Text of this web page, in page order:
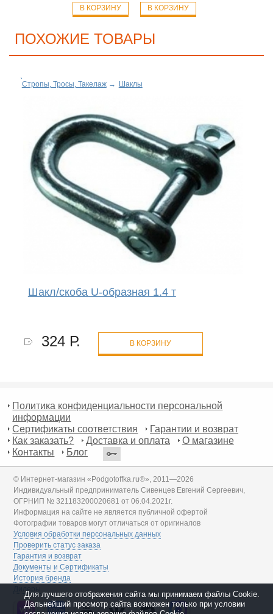
В КОРЗИНУ В КОРЗИНУ
ПОХОЖИЕ ТОВАРЫ
Стропы, Тросы, Такелаж→ Шаклы
Шакл/скоба U-образная 1.4 т
324 Р. В КОРЗИНУ
Политика конфиденциальности персональной
информации
Сертификаты соответствия
Гарантии и возврат
Как заказать?
Доставка и оплата
О магазине
Контакты
Блог
© Интернет-магазин «Podgotoffka.ru®», 2011—2026
Индивидуальный предприниматель Сивенцев Евгений Сергеевич,
ОГРНИП № 321183200020681 от 06.04.2021г.
Информация на сайте не является публичной офертой
Фотографии товаров могут отличаться от оригиналов
Условия обработки персональных данных
Проверить статус заказа
Гарантия и возврат
Документы и Сертификаты
История бренда
Дилеры
Для лучшего отображения сайта мы принимаем файлы Cookie.
Дальнейший просмотр сайта возможен только при условии